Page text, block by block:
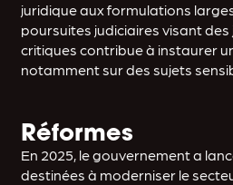
juridique aux formulations
poursuites judiciaires visant
critiques contribue à instaurer
notamment sur des sujets
Réformes
En 2025, le gouvernement a
destinées à moderniser le